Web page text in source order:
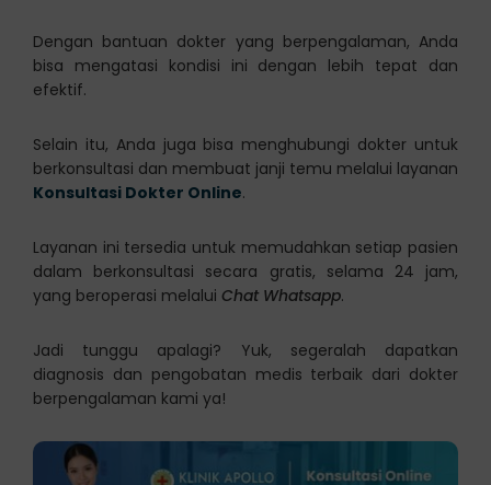
Dengan bantuan dokter yang berpengalaman, Anda
bisa mengatasi kondisi ini dengan lebih tepat dan
efektif.
Selain itu, Anda juga bisa menghubungi dokter untuk
berkonsultasi dan membuat janji temu melalui layanan
Konsultasi Dokter Online.
Layanan ini tersedia untuk memudahkan setiap pasien
dalam berkonsultasi secara gratis, selama 24 jam,
yang beroperasi melalui Chat Whatsapp.
Jadi tunggu apalagi? Yuk, segeralah dapatkan
diagnosis dan pengobatan medis terbaik dari dokter
berpengalaman kami ya!